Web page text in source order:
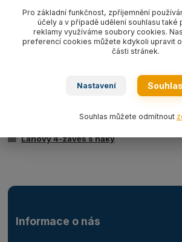
Kompletní specifikace
Lanový 4-závěs s háky s pojistkou pr. 16
výběru, nosnost 5650/4200 kg (0-45°/45-
Zboží zařazeno v kategoriích
Lanový 4-závěs s háky
Informace o nás
Pro základní funkčnost, zpříjemnění
účely a v případě udělení souhlasu také
reklamy využíváme soubory cookies.
preferencí cookies můžete kdykoli upravit
části stránek.
Nastavení
Souhlas můžete odmítnout